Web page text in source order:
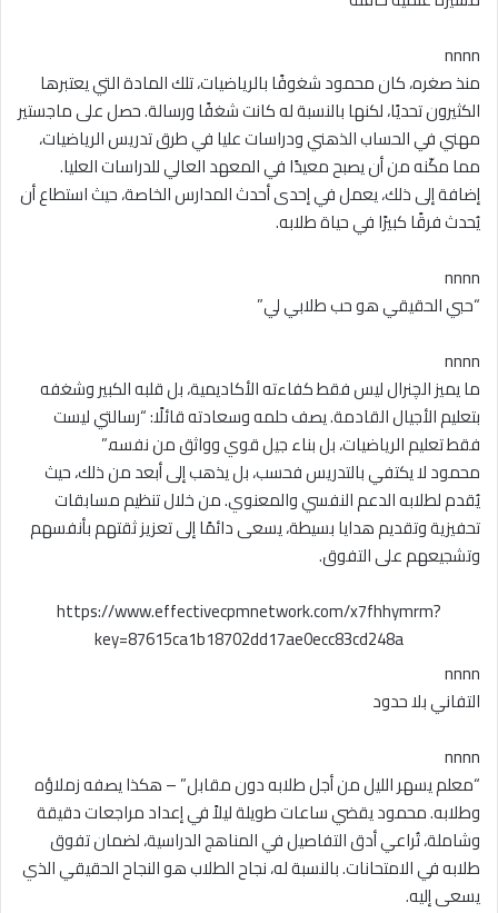
nnnn
منذ صغره، كان محمود شغوفًا بالرياضيات، تلك المادة التي يعتبرها
الكثيرون تحديًا، لكنها بالنسبة له كانت شغفًا ورسالة. حصل على ماجستير
مهني في الحساب الذهني ودراسات عليا في طرق تدريس الرياضيات،
مما مكّنه من أن يصبح معيدًا في المعهد العالي للدراسات العليا.
إضافة إلى ذلك، يعمل في إحدى أحدث المدارس الخاصة، حيث استطاع أن
يُحدث فرقًا كبيرًا في حياة طلابه.
nnnn
“حبي الحقيقي هو حب طلابي لي”
nnnn
ما يميز الچنرال ليس فقط كفاءته الأكاديمية، بل قلبه الكبير وشغفه
بتعليم الأجيال القادمة. يصف حلمه وسعادته قائلًا: “رسالتي ليست
فقط تعليم الرياضيات، بل بناء جيل قوي وواثق من نفسه.”
محمود لا يكتفي بالتدريس فحسب، بل يذهب إلى أبعد من ذلك، حيث
يُقدم لطلابه الدعم النفسي والمعنوي. من خلال تنظيم مسابقات
تحفيزية وتقديم هدايا بسيطة، يسعى دائمًا إلى تعزيز ثقتهم بأنفسهم
وتشجيعهم على التفوق.
https://www.effectivecpmnetwork.com/x7fhhymrm?
key=87615ca1b18702dd17ae0ecc83cd248a
nnnn
التفاني بلا حدود
nnnn
“معلم يسهر الليل من أجل طلابه دون مقابل” – هكذا يصفه زملاؤه
وطلابه. محمود يقضي ساعات طويلة ليلاً في إعداد مراجعات دقيقة
وشاملة، تُراعي أدق التفاصيل في المناهج الدراسية، لضمان تفوق
طلابه في الامتحانات. بالنسبة له، نجاح الطلاب هو النجاح الحقيقي الذي
يسعى إليه.